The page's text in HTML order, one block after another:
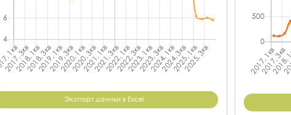
Экспорт данных в Excel